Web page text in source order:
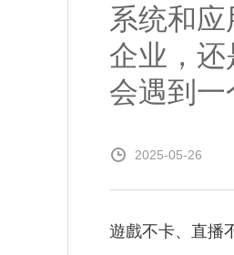
系统和
企业，还
会遇到
2025-05-26
遊戲不卡、直播